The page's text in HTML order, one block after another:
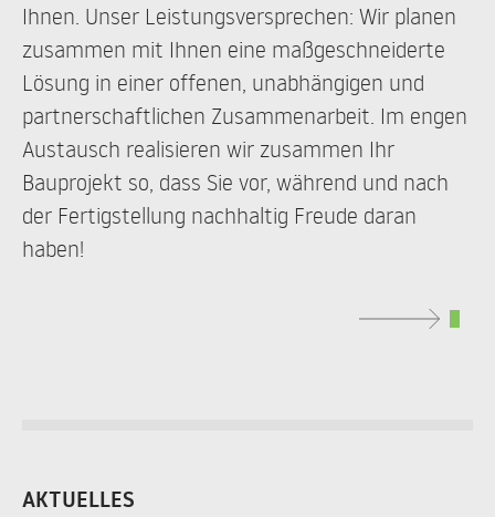
Ihnen. Unser Leistungsversprechen: Wir planen
zusammen mit Ihnen eine maßgeschneiderte
Lösung in einer offenen, unabhängigen und
partnerschaftlichen Zusammenarbeit. Im engen
Austausch realisieren wir zusammen Ihr
Bauprojekt so, dass Sie vor, während und nach
der Fertigstellung nachhaltig Freude daran
haben!
AKTUELLES